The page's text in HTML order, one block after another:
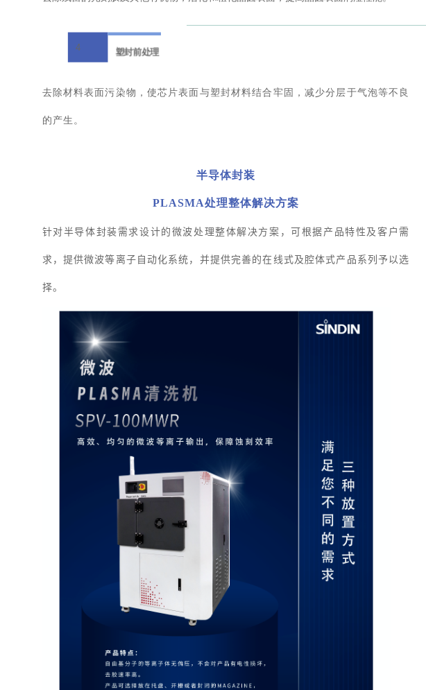
4 塑封前处理
去除材料表面污染物，使芯片表面与塑封材料结合牢固，减少分层于气泡等不良
的产生。
半导体封装
PLASMA处理整体解决方案
针对半导体封装需求设计的微波处理整体解决方案，可根据产品特性及客户需
求，提供微波等离子自动化系统，并提供完善的在线式及腔体式产品系列予以选
择。